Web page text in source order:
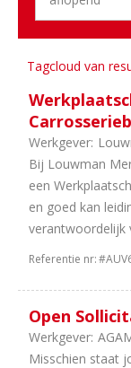
Zeeland
Aantal
uren
40
uur
38
uur
overleg
36
Tagcloud van
Werkgever:
Bij Louwman
een
en goed kan
verantwoordelijk
Referentie nr:
Open
Werkgever:
Misschien staat